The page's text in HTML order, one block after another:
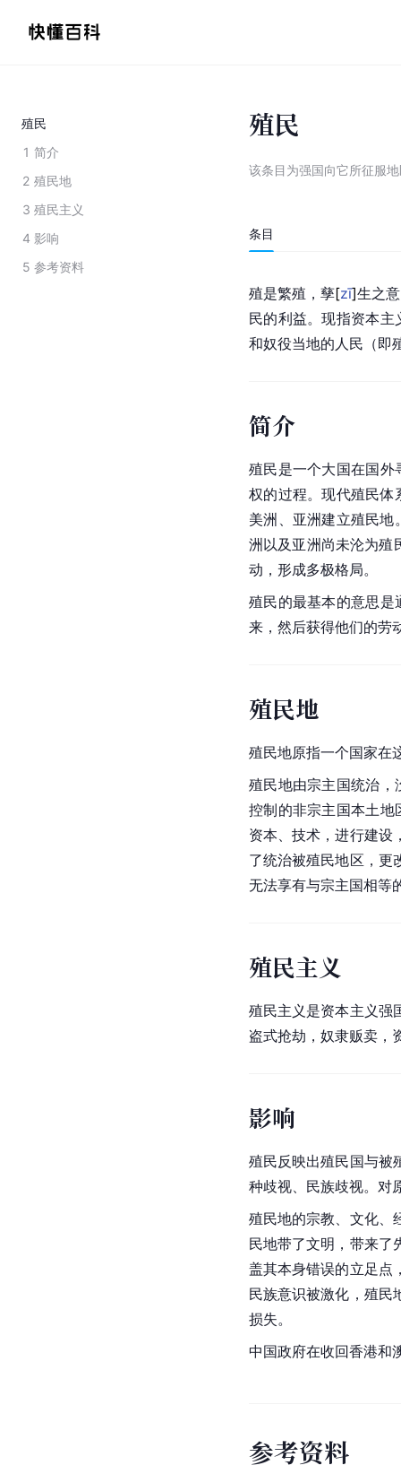
殖民
1 简介
2 殖民地
3 殖民主义
4 影响
5 参考资料
殖民
该条目为强国向它所征服
条目
殖是繁殖，孳[zī]生之
民的利益。现指资本主
和奴役当地的人民（即
简介
殖民是一个大国在国外
权的过程。现代殖民体
美洲、亚洲建立殖民
洲以及亚洲尚未沦为殖
动，形成多极格局。
殖民的最基本的意思是
来，然后获得他们的劳
殖民地
殖民地原指一个国家在
殖民地由宗主国统治，
控制的非宗主国本土
资本、技术，进行建设
了统治被殖民地区，更
无法享有与宗主国相等
殖民主义
殖民主义是资本主义强
盗式抢劫，奴隶贩卖，
影响
殖民反映出殖民国与被
种歧视、民族歧视。对
殖民地的宗教、文化、
民地带了文明，带来了
盖其本身错误的立足点
民族意识被激化， 殖民
损失。
中国政府在收回香港和
参考资料